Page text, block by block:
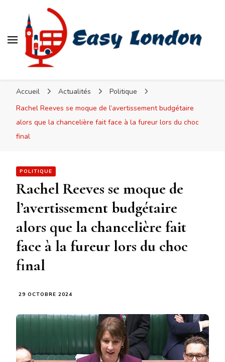
Accueil Actualités
Politique
Rachel Reeves se moque de l’avertissement budgétaire
alors que la chancelière fait face à la fureur lors du choc
final
POLITIQUE
Rachel Reeves se moque de
l’avertissement budgétaire
alors que la chancelière fait
face à la fureur lors du choc
final
29 OCTOBRE 2024